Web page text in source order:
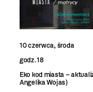
10 czerwca, środa
godz. 18
Eko kod miasta –
Angelika Wojas)